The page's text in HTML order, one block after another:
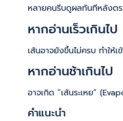
หลายคนรีบดูผลทันทีหลังตร
หากอ่านเร็วเกินไป
เส้นอาจยังขึ้นไม่ครบ ทำให้เ
หากอ่านช้าเกินไป
อาจเกิด “เส้นระเหย”
คำแนะนำ